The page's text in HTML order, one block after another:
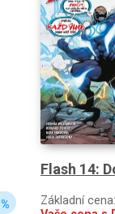
%
Flash 14:
Základní cena: